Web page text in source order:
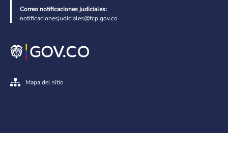
Correo notificaciones judiciales:
notificacionesjudiciales@fcp.gov.co
Mapa del sitio